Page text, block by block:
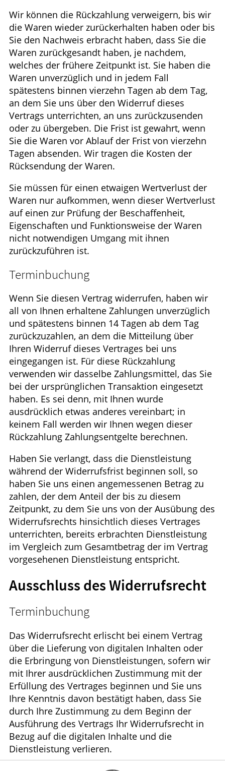
Wir können die Rückzahlung verweigern, bis wir
die Waren wieder zurückerhalten haben oder bis
Sie den Nachweis erbracht haben, dass Sie die
Waren zurückgesandt haben, je nachdem,
welches der frühere Zeitpunkt ist. Sie haben die
Waren unverzüglich und in jedem Fall
spätestens binnen vierzehn Tagen ab dem Tag,
an dem Sie uns über den Widerruf dieses
Vertrags unterrichten, an uns zurückzusenden
oder zu übergeben. Die Frist ist gewahrt, wenn
Sie die Waren vor Ablauf der Frist von vierzehn
Tagen absenden. Wir tragen die Kosten der
Rücksendung der Waren.
Sie müssen für einen etwaigen Wertverlust der
Waren nur aufkommen, wenn dieser Wertverlust
auf einen zur Prüfung der Beschaffenheit,
Eigenschaften und Funktionsweise der Waren
nicht notwendigen Umgang mit ihnen
zurückzuführen ist.
Terminbuchung
Wenn Sie diesen Vertrag widerrufen, haben wir
all von Ihnen erhaltene Zahlungen unverzüglich
und spätestens binnen 14 Tagen ab dem Tag
zurückzuzahlen, an dem die Mitteilung über
Ihren Widerruf dieses Vertrages bei uns
eingegangen ist. Für diese Rückzahlung
verwenden wir dasselbe Zahlungsmittel, das Sie
bei der ursprünglichen Transaktion eingesetzt
haben. Es sei denn, mit Ihnen wurde
ausdrücklich etwas anderes vereinbart; in
keinem Fall werden wir Ihnen wegen dieser
Rückzahlung Zahlungsentgelte berechnen.
Haben Sie verlangt, dass die Dienstleistung
während der Widerrufsfrist beginnen soll, so
haben Sie uns einen angemessenen Betrag zu
zahlen, der dem Anteil der bis zu diesem
Zeitpunkt, zu dem Sie uns von der Ausübung des
Widerrufsrechts hinsichtlich dieses Vertrages
unterrichten, bereits erbrachten Dienstleistung
im Vergleich zum Gesamtbetrag der im Vertrag
vorgesehenen Dienstleistung entspricht.
Ausschluss des Widerrufsrecht
Terminbuchung
Das Widerrufsrecht erlischt bei einem Vertrag
über die Lieferung von digitalen Inhalten oder
die Erbringung von Dienstleistungen, sofern wir
mit Ihrer ausdrücklichen Zustimmung mit der
Erfüllung des Vertrages beginnen und Sie uns
Ihre Kenntnis davon bestätigt haben, dass Sie
durch Ihre Zustimmung zu dem Beginn der
Ausführung des Vertrags Ihr Widerrufsrecht in
Bezug auf die digitalen Inhalte und die
Dienstleistung verlieren.